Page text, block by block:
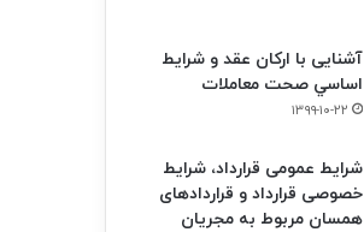
آشنایی با ارکان عقد و شرايط
اساسي صحت معاملات
۱۳۹۹-۱۰-۲۲
شرایط عمومی قرارداد، شرایط
خصوصی قرارداد و قراردادهای
همسان مربوط به مجریان